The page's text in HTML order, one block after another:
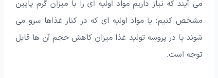
می آیند که نیاز داریم مواد اولیه ای را با میزان گرم پایین
مشخص کنیم؛ یا مواد اولیه ای که در کنار غذاها سرو می
شوند یا در پروسه تولید غذا میزان کاهش حجم آن ها قابل
توجه است.